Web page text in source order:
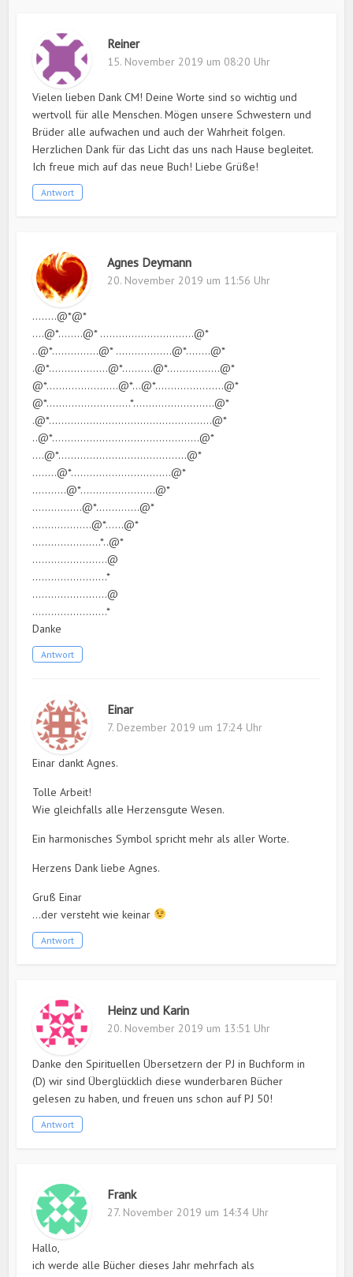
Reiner
15. November 2019 um 08:20 Uhr
Vielen lieben Dank CM! Deine Worte sind so wichtig und
wertvoll für alle Menschen. Mögen unsere Schwestern und
Brüder alle aufwachen und auch der Wahrheit folgen.
Herzlichen Dank für das Licht das uns nach Hause begleitet.
Ich freue mich auf das neue Buch! Liebe Grüße!
Antwort
Agnes Deymann
20. November 2019 um 11:56 Uhr
……..@*@*
….@*……..@* …………………………@*
..@*……………@* ………………@*……..@*
.@*……………….@*……….@*……………..@*
@*…………………..@*…@*………………….@*
@*………………………*……………………..@*
.@*…………………………………………….@*
..@*………………………………………..@*
….@*…………………………………..@*
……..@*…………………………..@*
………..@*……………………@*
…………….@*…………..@*
……………….@*……@*
………………….*..@*
……………………@
……………………*
……………………@
……………………*
Danke
Antwort
Einar
7. Dezember 2019 um 17:24 Uhr
Einar dankt Agnes.
Tolle Arbeit!
Wie gleichfalls alle Herzensgute Wesen.
Ein harmonisches Symbol spricht mehr als aller Worte.
Herzens Dank liebe Agnes.
Gruß Einar
…der versteht wie keinar
Antwort
Heinz und Karin
20. November 2019 um 13:51 Uhr
Danke den Spirituellen Übersetzern der PJ in Buchform in
(D) wir sind Überglücklich diese wunderbaren Bücher
gelesen zu haben, und freuen uns schon auf PJ 50!
Antwort
Frank
27. November 2019 um 14:34 Uhr
Hallo,
ich werde alle Bücher dieses Jahr mehrfach als